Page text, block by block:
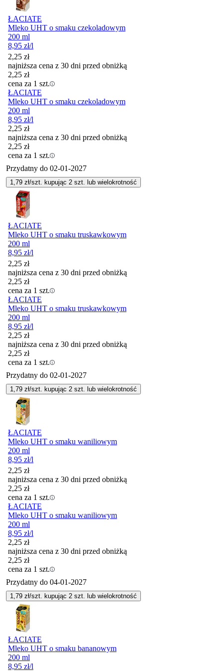
ŁACIATE
Mleko UHT o smaku czekoladowym
200 ml
8,95 zł/l
2,25 zł
najniższa cena z 30 dni przed obniżką
2,25 zł
cena za 1 szt.
ŁACIATE
Mleko UHT o smaku czekoladowym
200 ml
8,95 zł/l
2,25 zł
najniższa cena z 30 dni przed obniżką
2,25 zł
cena za 1 szt.
Przydatny do 02-01-2027
1,79 zł/szt. kupując 2 szt. lub wielokrotność
ŁACIATE
Mleko UHT o smaku truskawkowym
200 ml
8,95 zł/l
2,25 zł
najniższa cena z 30 dni przed obniżką
2,25 zł
cena za 1 szt.
ŁACIATE
Mleko UHT o smaku truskawkowym
200 ml
8,95 zł/l
2,25 zł
najniższa cena z 30 dni przed obniżką
2,25 zł
cena za 1 szt.
Przydatny do 02-01-2027
1,79 zł/szt. kupując 2 szt. lub wielokrotność
ŁACIATE
Mleko UHT o smaku waniliowym
200 ml
8,95 zł/l
2,25 zł
najniższa cena z 30 dni przed obniżką
2,25 zł
cena za 1 szt.
ŁACIATE
Mleko UHT o smaku waniliowym
200 ml
8,95 zł/l
2,25 zł
najniższa cena z 30 dni przed obniżką
2,25 zł
cena za 1 szt.
Przydatny do 04-01-2027
1,79 zł/szt. kupując 2 szt. lub wielokrotność
ŁACIATE
Mleko UHT o smaku bananowym
200 ml
8,95 zł/l